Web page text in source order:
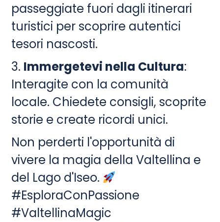
passeggiate fuori dagli itinerari
turistici per scoprire autentici
tesori nascosti.
3. Immergetevi nella Cultura:
Interagite con la comunità
locale. Chiedete consigli, scoprite
storie e create ricordi unici.
Non perderti l'opportunità di
vivere la magia della Valtellina e
del Lago d'Iseo.
#EsploraConPassione
#ValtellinaMagic